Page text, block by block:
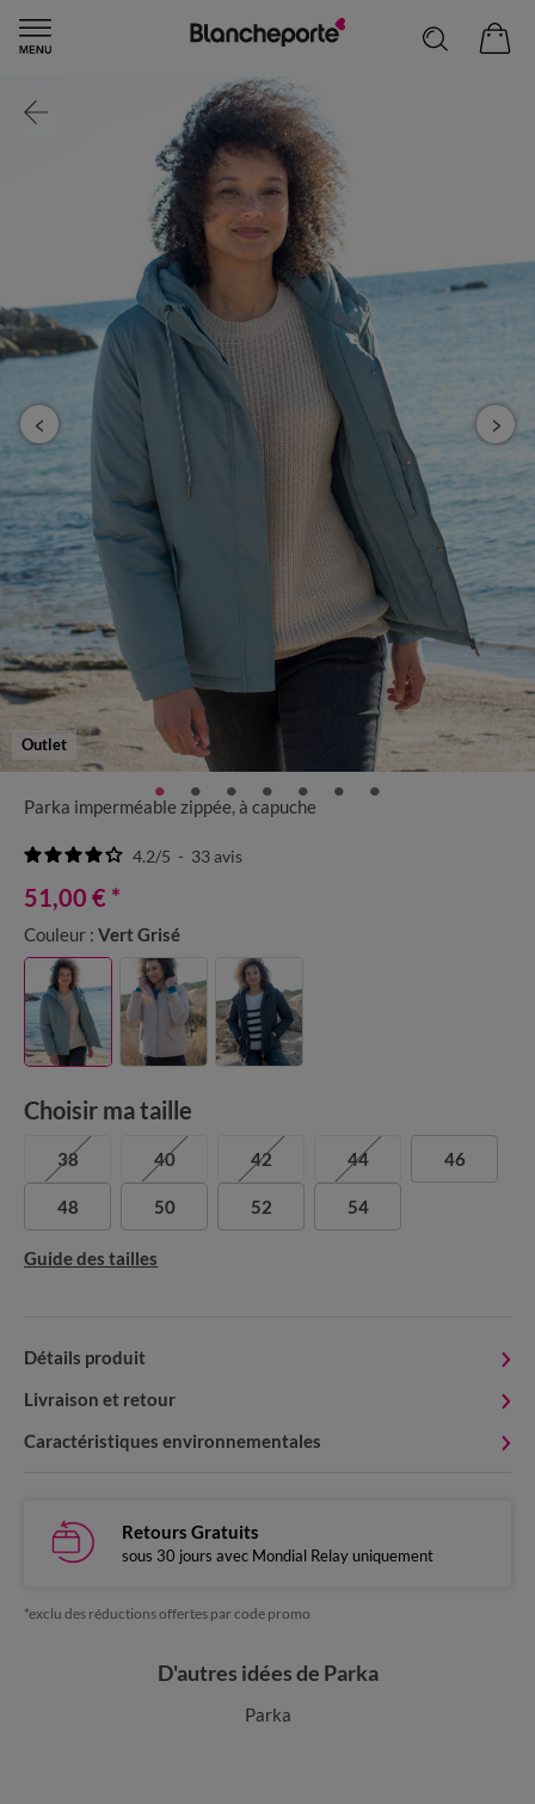
Outlet
Parka imperméable zippée, à capuche
4.2/5 - 33avis
51,00 € *
Couleur : Vert Grisé
Choisir ma taille
38 40 42 44 46
48 50 52 54
Guide des tailles
Détails produit
Livraison et retour
Caractéristiques environnementales
Retours Gratuits
sous 30 jours avec Mondial Relay uniquement
*exclu des réductions offertes par code promo
D'autres idées de Parka
Parka